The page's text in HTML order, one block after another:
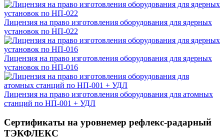
Лицензия на право изготовления оборудования для ядерных
установок по НП-022
Лицензия на право изготовления оборудования для ядерных
установок по НП-016
Лицензия на право изготовления оборудования для атомных
станций по НП-001 + УДЛ
Сертификаты на уровнемер рефлекс-радарный
ТЭКФЛЕКС